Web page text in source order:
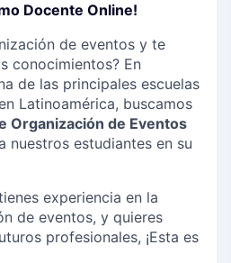
Docente Online!
de eventos y te
conocimientos? En
de las principales escuelas
Latinoamérica, buscamos
Organización de Eventos
nuestros estudiantes en su
experiencia en la
de eventos, y quieres
profesionales, ¡Esta es